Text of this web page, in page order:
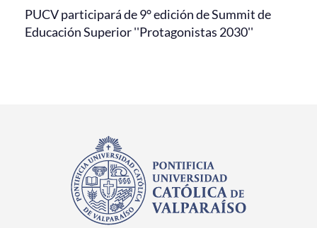
PUCV participará de 9° edición de Summit de
Educación Superior ''Protagonistas 2030''